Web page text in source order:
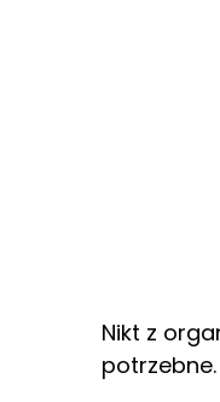
Nikt z
potrzebne.